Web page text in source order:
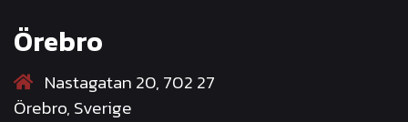
Örebro
Nastagatan 20, 702 27
Örebro, Sverige